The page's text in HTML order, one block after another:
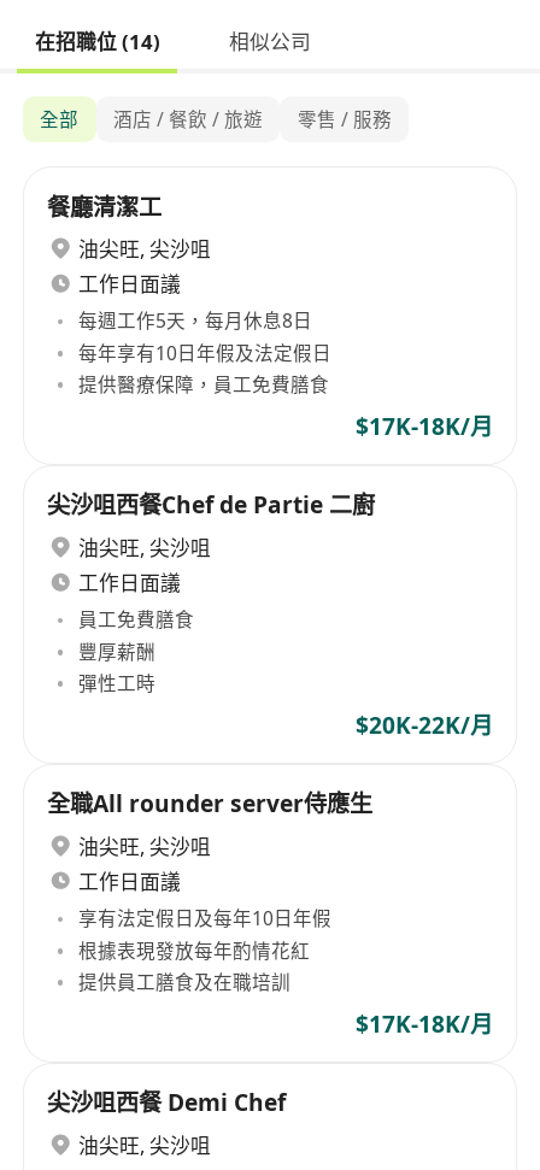
在招職位 (14) 相似公司
全部 酒店 / 餐飲 / 旅遊 零售 / 服務
餐廳清潔工
油尖旺, 尖沙咀
工作日面議
每週工作5天，每月休息8日
每年享有10日年假及法定假日
提供醫療保障，員工免費膳食
$17K-18K/月
尖沙咀西餐Chef de Partie 二廚
油尖旺, 尖沙咀
工作日面議
員工免費膳食
豐厚薪酬
彈性工時
$20K-22K/月
全職All rounder server侍應生
油尖旺, 尖沙咀
工作日面議
享有法定假日及每年10日年假
根據表現發放每年酌情花紅
提供員工膳食及在職培訓
$17K-18K/月
尖沙咀西餐 Demi Chef
油尖旺, 尖沙咀